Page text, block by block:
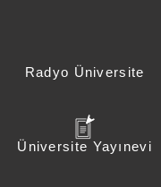
Radyo Üniversite
Üniversite Yayınevi